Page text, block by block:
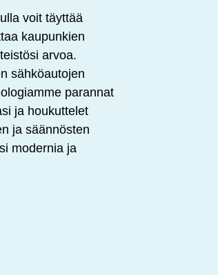
voit täyttää
kaupunkien
arvoa.
sähköautojen
parannat
ja houkuttelet
ja säännösten
modernia ja